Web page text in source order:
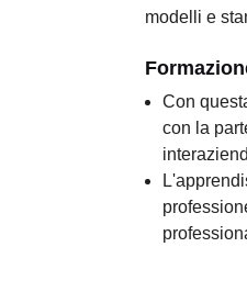
modelli e
Con
con la